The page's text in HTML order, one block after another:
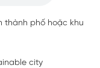
thành phố hoặc khu
city